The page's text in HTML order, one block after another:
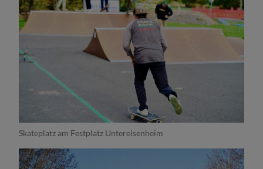
Skateplatz am Festplatz Untereisenheim